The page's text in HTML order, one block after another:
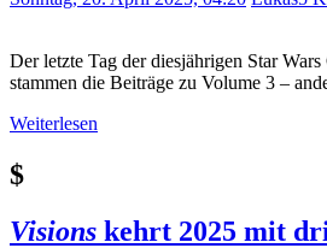
Der letzte Tag der diesjährigen Star
stammen die Beiträge zu Volume 3 –
Weiterlesen
$
Visions kehrt 2025 mit